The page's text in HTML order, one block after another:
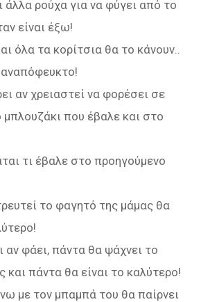
ρούχα για να φύγει από το
είναι έξω!
όλα τα κορίτσια θα το κάνουν..
αν χρειαστεί να φορέσει σε
μπλουζάκι που έβαλε και στο
τι έβαλε στο προηγούμενο
το φαγητό της μάμας θα
φάει, πάντα θα ψάχνει το
και πάντα θα είναι το καλύτερο!
με τον μπαμπά του θα παίρνει